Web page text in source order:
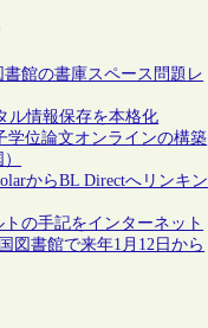
書館の書庫スペース問題レ
ル情報保存を本格化
学位論文オンラインの構築
からBL Directへリンキン
トの手記をインターネット
図書館で来年1月12日から